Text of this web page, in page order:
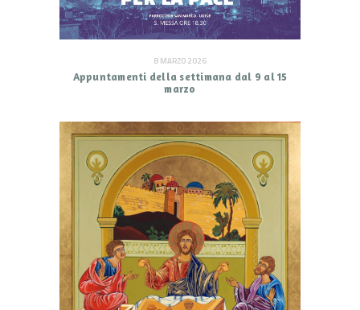
8 MARZO 2026
Appuntamenti della settimana dal 9 al 15
marzo